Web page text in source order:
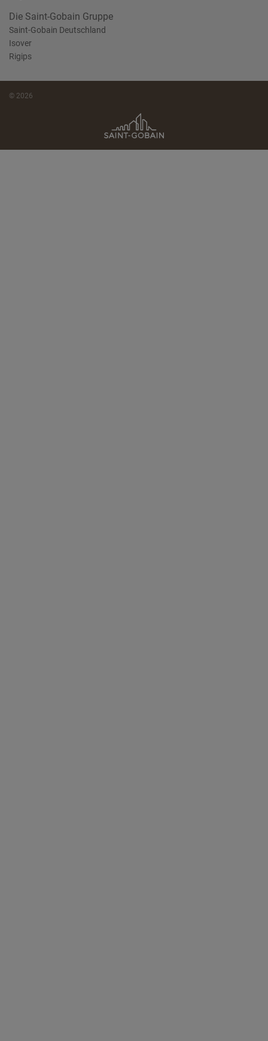
Die Saint-Gobain Gruppe
Saint-Gobain Deutschland
Isover
Rigips
© 2026